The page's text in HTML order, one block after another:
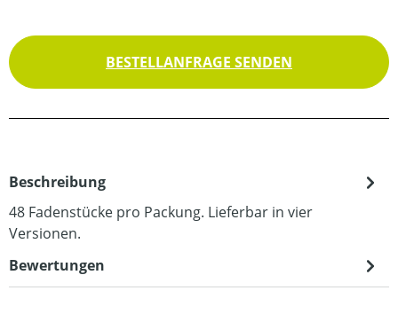
BESTELLANFRAGE SENDEN
Beschreibung
48 Fadenstücke pro Packung. Lieferbar in vier
Versionen.
Bewertungen